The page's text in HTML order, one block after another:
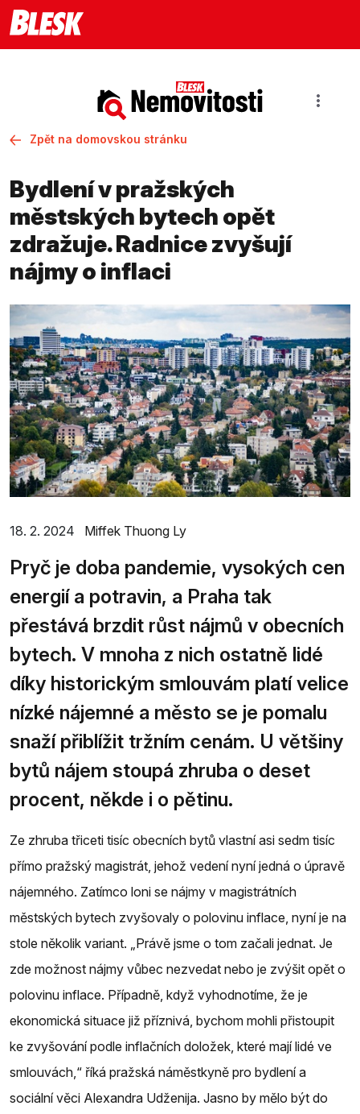
Zpět na domovskou stránku
Bydlení v pražských
městských bytech opět
zdražuje. Radnice zvyšují
nájmy o inflaci
18. 2. 2024 Miffek Thuong Ly
Pryč je doba pandemie, vysokých cen
energií a potravin, a Praha tak
přestává brzdit růst nájmů v obecních
bytech. V mnoha z nich ostatně lidé
díky historickým smlouvám platí velice
nízké nájemné a město se je pomalu
snaží přiblížit tržním cenám. U většiny
bytů nájem stoupá zhruba o deset
procent, někde i o pětinu.
Ze zhruba třiceti tisíc obecních bytů vlastní asi sedm tisíc
přímo pražský magistrát, jehož vedení nyní jedná o úpravě
nájemného. Zatímco loni se nájmy v magistrátních
městských bytech zvyšovaly o polovinu inflace, nyní je na
stole několik variant. „Právě jsme o tom začali jednat. Je
zde možnost nájmy vůbec nezvedat nebo je zvýšit opět o
polovinu inflace. Případně, když vyhodnotíme, že je
ekonomická situace již příznivá, bychom mohli přistoupit
ke zvyšování podle inflačních doložek, které mají lidé ve
smlouvách,“ říká pražská náměstkyně pro bydlení a
sociální věci Alexandra Udženija. Jasno by mělo být do